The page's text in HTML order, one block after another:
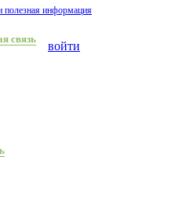
полезная информация
связь
войти